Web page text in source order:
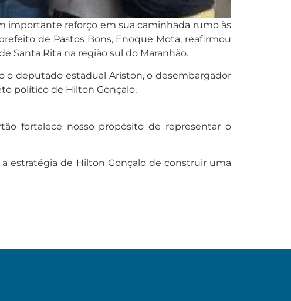
importante reforço em sua caminhada rumo às
de Pastos Bons, Enoque Mota, reafirmou
Santa Rita na região sul do Maranhão.
deputado estadual Ariston, o desembargador
político de Hilton Gonçalo.
fortalece nosso propósito de representar o
estratégia de Hilton Gonçalo de construir uma